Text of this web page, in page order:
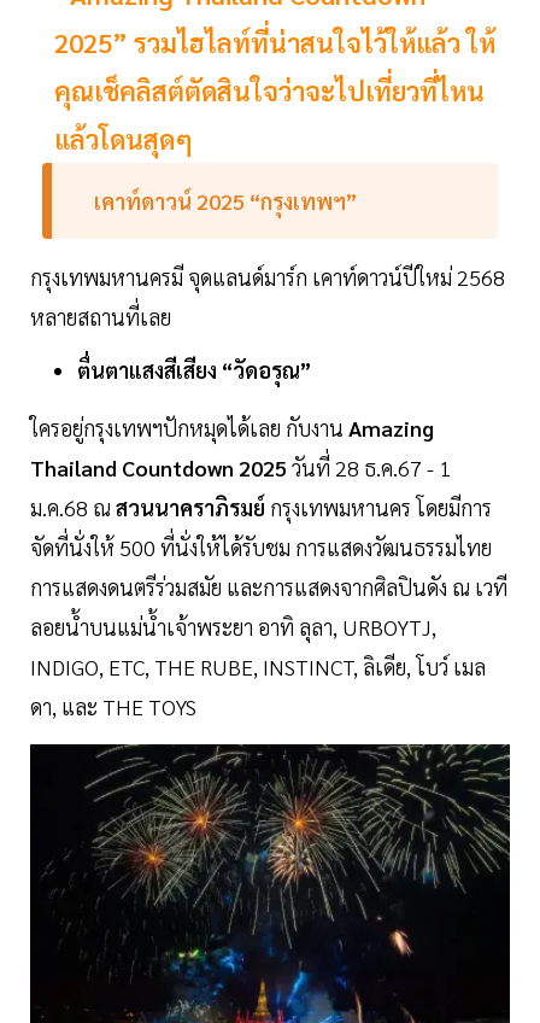
2025” รวมไฮไลท์ที่น่าสนใจไว้ให้แล้ว ให้
คุณเช็คลิสต์ตัดสินใจว่าจะไปเที่ยวที่ไหน
แล้วโดนสุดๆ
เคาท์ดาวน์ 2025 “กรุงเทพฯ”
กรุงเทพมหานครมี จุดแลนด์มาร์ก เคาท์ดาวน์ปีใหม่ 2568
หลายสถานที่เลย
ตื่นตาแสงสีเสียง “วัดอรุณ”
ใครอยู่กรุงเทพฯปักหมุดได้เลย กับงาน Amazing
Thailand Countdown 2025 วันที่ 28 ธ.ค.67 - 1
ม.ค.68 ณ สวนนาคราภิรมย์ กรุงเทพมหานคร โดยมีการ
จัดที่นั่งให้ 500 ที่นั่งให้ได้รับชม การแสดงวัฒนธรรมไทย
การแสดงดนตรีร่วมสมัย และการแสดงจากศิลปินดัง ณ เวที
ลอยน้ำบนแม่น้ำเจ้าพระยา อาทิ ลุลา, URBOYTJ,
INDIGO, ETC, THE RUBE, INSTINCT, ลิเดีย, โบว์ เมล
ดา, และ THE TOYS